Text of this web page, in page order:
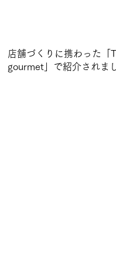
店舗づくりに携わった「
gourmet」で紹介されま